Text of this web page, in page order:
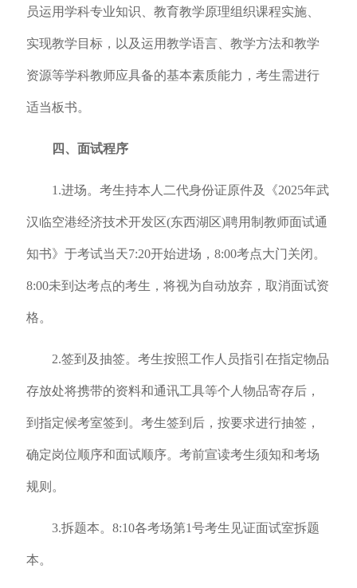
员运用学科专业知识、教育教学原理组织课程实施、
实现教学目标，以及运用教学语言、教学方法和教学
资源等学科教师应具备的基本素质能力，考生需进行
适当板书。
四、面试程序
1.进场。考生持本人二代身份证原件及《2025年武
汉临空港经济技术开发区(东西湖区)聘用制教师面试通
知书》于考试当天7:20开始进场，8:00考点大门关闭。
8:00未到达考点的考生，将视为自动放弃，取消面试资
格。
2.签到及抽签。考生按照工作人员指引在指定物品
存放处将携带的资料和通讯工具等个人物品寄存后，
到指定候考室签到。考生签到后，按要求进行抽签，
确定岗位顺序和面试顺序。考前宣读考生须知和考场
规则。
3.拆题本。8:10各考场第1号考生见证面试室拆题
本。